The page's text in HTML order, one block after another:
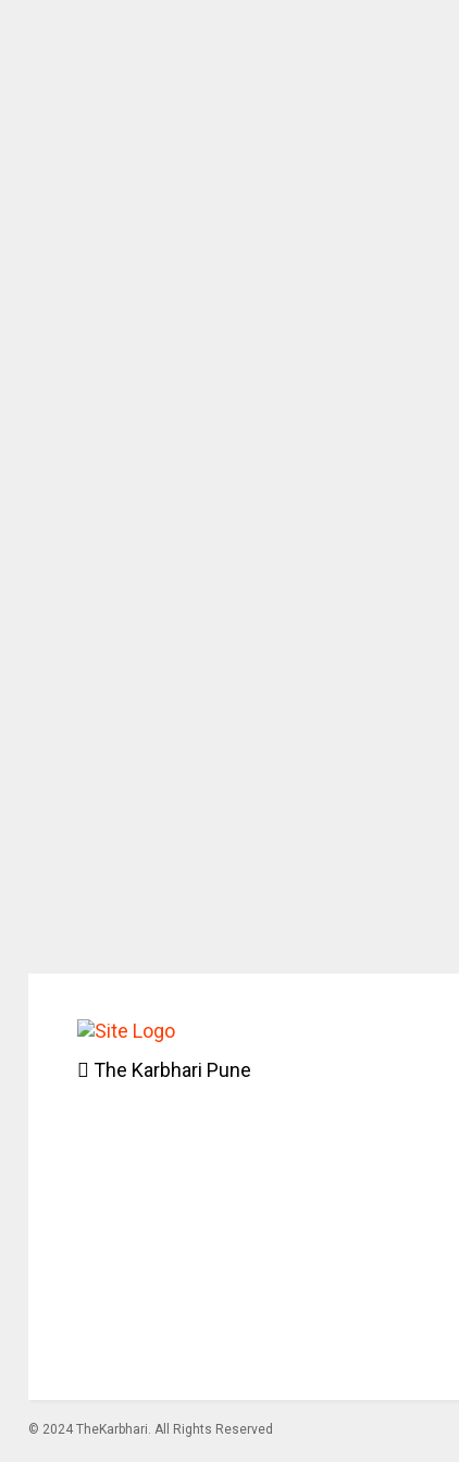
The Karbhari Pune
© 2024 TheKarbhari. All Rights Reserved